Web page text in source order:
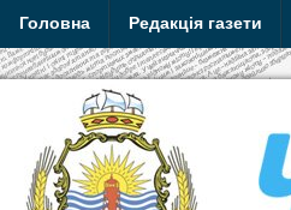
Головна Редакція газети